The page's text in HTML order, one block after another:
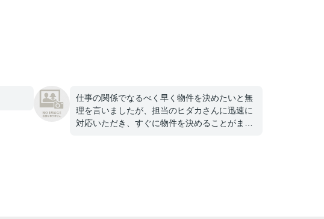
仕事の関係でなるべく早く物件を決めたいと無
理を言いましたが、担当のヒダカさんに迅速に
対応いただき、すぐに物件を決めることがまし